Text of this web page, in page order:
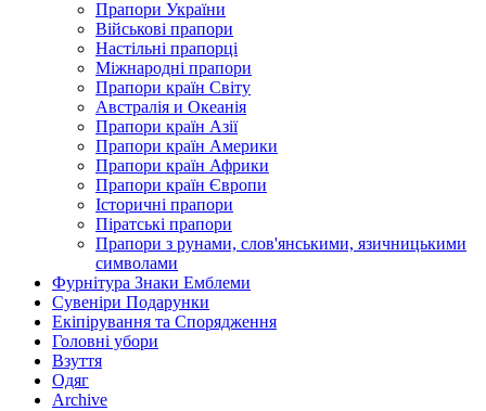
Прапори України
Військові прапори
Настільні прапорці
Міжнародні прапори
Прапори країн Світу
Австралія и Океанія
Прапори країн Азії
Прапори країн Америки
Прапори країн Африки
Прапори країн Європи
Історичні прапори
Піратські прапори
Прапори з рунами, слов'янськими, язичницькими
символами
Фурнітура Знаки Емблеми
Сувеніри Подарунки
Екіпірування та Спорядження
Головні убори
Взуття
Одяг
Archive